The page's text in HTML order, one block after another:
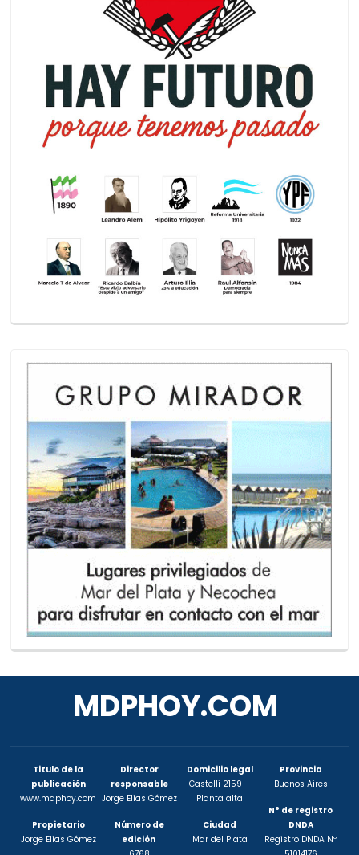
MDPHOY.COM
Titulo de la
publicación
www.mdphoy.com
Propietario
Jorge Elías Gómez
Director
responsable
Jorge Elías Gómez
Número de
edición
Domicilio legal
Castelli 2159 –
Planta alta
Ciudad
Mar del Plata
Provincia
Buenos Aires
N° de registro
DNDA
Registro DNDA Nº